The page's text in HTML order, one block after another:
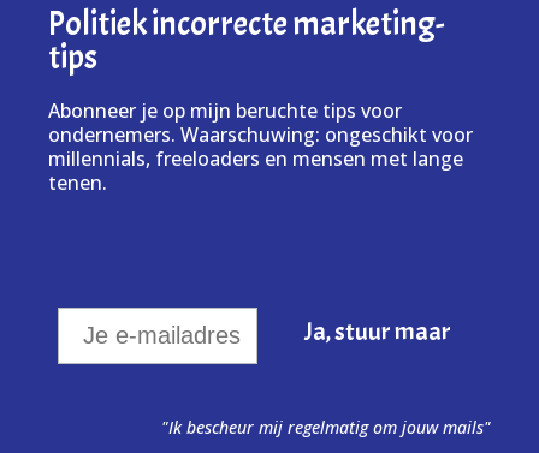
Politiek incorrecte marketing-
tips
Abonneer je op mijn beruchte tips voor
ondernemers. Waarschuwing: ongeschikt voor
millennials, freeloaders en mensen met lange
tenen.
"Ik bescheur mij regelmatig om jouw mails"